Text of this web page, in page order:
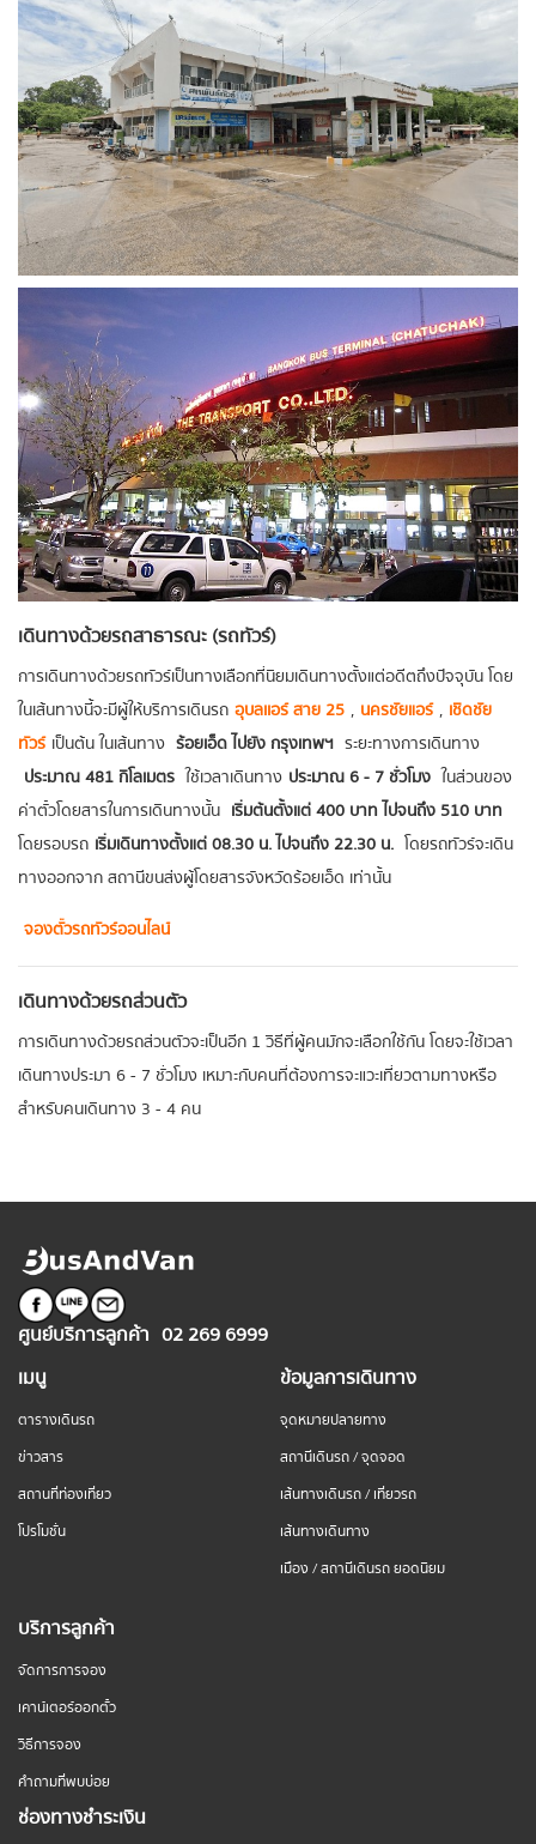
เดินทางด้วยรถสาธารณะ (รถทัวร์)
การเดินทางด้วยรถทัวร์เป็นทางเลือกที่นิยมเดินทางตั้งแต่อดีตถึงปัจจุบัน โดย
ในเส้นทางนี้จะมีผู้ให้บริการเดินรถ อุบลเเอร์ สาย 25 , นครชัยแอร์ , เชิดชัย
ทัวร์ เป็นต้น ในเส้นทาง ร้อยเอ็ด ไปยัง กรุงเทพฯ ระยะทางการเดินทาง
ประมาณ 481 กิโลเมตร ใช้เวลาเดินทาง ประมาณ 6 - 7 ชั่วโมง ในส่วนของ
ค่าตั๋วโดยสารในการเดินทางนั้น เริ่มต้นตั้งแต่ 400 บาท ไปจนถึง 510 บาท
โดยรอบรถ เริ่มเดินทางตั้งแต่ 08.30 น. ไปจนถึง 22.30 น. โดยรถทัวร์จะเดิน
ทางออกจาก สถานีขนส่งผู้โดยสารจังหวัดร้อยเอ็ด เท่านั้น
จองตั๋วรถทัวร์ออนไลน์
เดินทางด้วยรถส่วนตัว
การเดินทางด้วยรถส่วนตัวจะเป็นอีก 1 วิธีที่ผู้คนมักจะเลือกใช้กัน โดยจะใช้เวลา
เดินทางประมา 6 - 7 ชั่วโมง เหมาะกับคนที่ต้องการจะแวะเที่ยวตามทางหรือ
สำหรับคนเดินทาง 3 - 4 คน
ศูนย์บริการลูกค้า 02 269 6999
เมนู
ตารางเดินรถ
ข่าวสาร
สถานที่ท่องเที่ยว
โปรโมชั่น
ข้อมูลการเดินทาง
จุดหมายปลายทาง
สถานีเดินรถ / จุดจอด
เส้นทางเดินรถ / เที่ยวรถ
เส้นทางเดินทาง
เมือง / สถานีเดินรถ ยอดนิยม
บริการลูกค้า
จัดการการจอง
เคาน์เตอร์ออกตั๋ว
วิธีการจอง
คำถามที่พบบ่อย
ช่องทางชำระเงิน